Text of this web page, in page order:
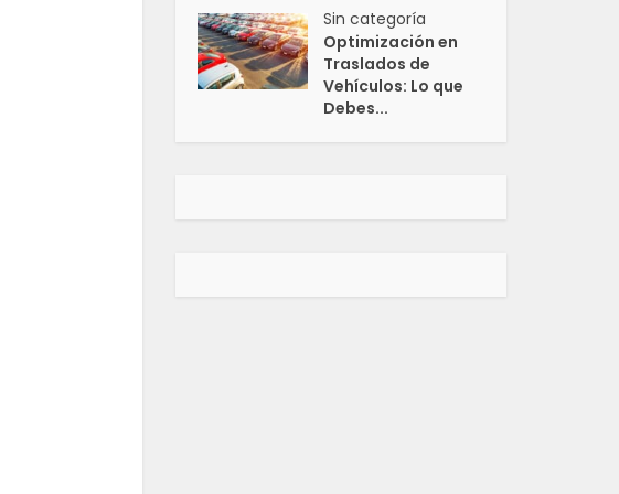
Sin categoría
Optimización en
Traslados de
Vehículos: Lo que
Debes...